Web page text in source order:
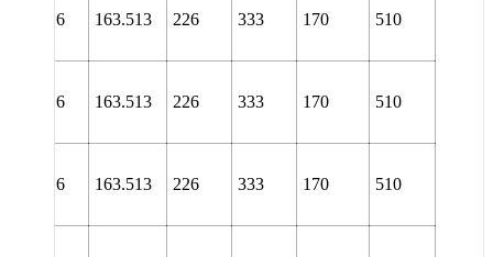
6.7/16
163.513 226 333 170 510
6.7/16
163.513 226 333 170 510
6.7/16
163.513 226 333 170 510